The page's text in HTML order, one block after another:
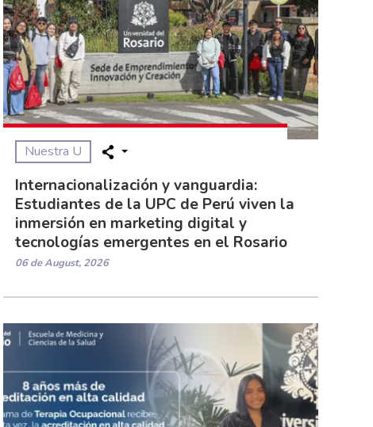
Nuestra U
Internacionalización y vanguardia:
Estudiantes de la UPC de Perú viven la
inmersión en marketing digital y
tecnologías emergentes en el Rosario
06 de August, 2026